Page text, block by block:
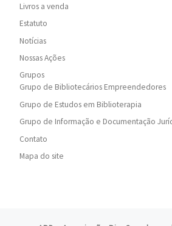
Livros a venda
Estatuto
Notícias
Nossas Ações
Grupos
Grupo de Bibliotecários Empreendedores
Grupo de Estudos em Biblioterapia
Grupo de Informação e Documentação
Contato
Mapa do site